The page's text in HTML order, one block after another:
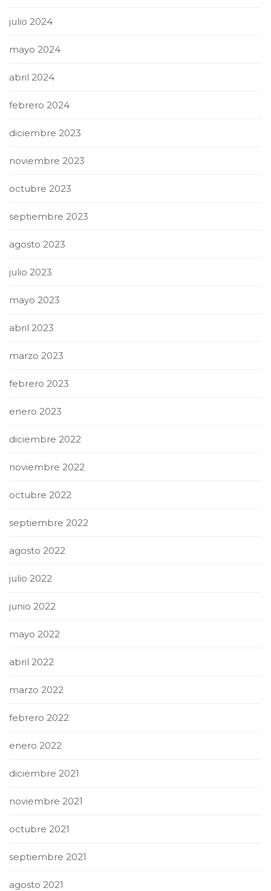
julio 2024
mayo 2024
abril 2024
febrero 2024
diciembre 2023
noviembre 2023
octubre 2023
septiembre 2023
agosto 2023
julio 2023
mayo 2023
abril 2023
marzo 2023
febrero 2023
enero 2023
diciembre 2022
noviembre 2022
octubre 2022
septiembre 2022
agosto 2022
julio 2022
junio 2022
mayo 2022
abril 2022
marzo 2022
febrero 2022
enero 2022
diciembre 2021
noviembre 2021
octubre 2021
septiembre 2021
agosto 2021